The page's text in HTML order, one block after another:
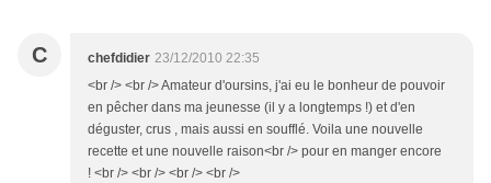
C chefdidier 23/12/2010 22:35
<br /> <br /> Amateur d'oursins, j'ai eu le bonheur de pouvoir
en pêcher dans ma jeunesse (il y a longtemps !) et d'en
déguster, crus , mais aussi en soufflé. Voila une nouvelle
recette et une nouvelle raison<br /> pour en manger encore
! <br /> <br /> <br /> <br />